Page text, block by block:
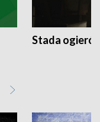
Stada